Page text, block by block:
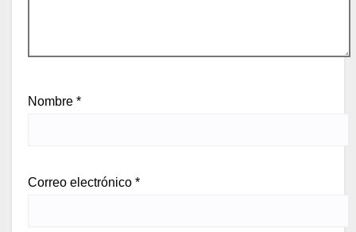
Nombre *
Correo electrónico *